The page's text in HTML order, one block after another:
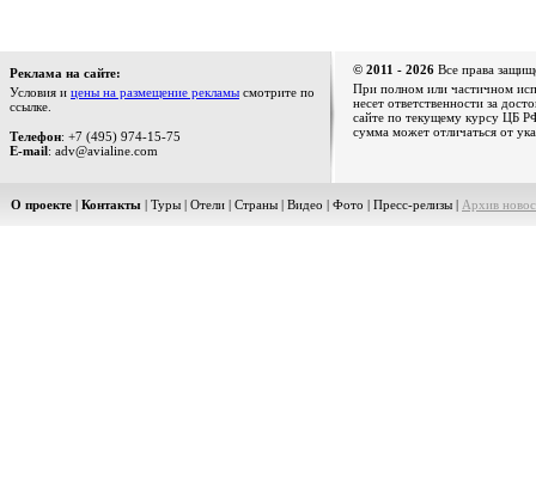
Реклама на сайте:
Условия и цены на размещение рекламы смотрите по
ссылке.
Телефон: +7 (495) 974-15-75
E-mail: adv@avialine.com
© 2011 - 2026 Все права
При полном или частичном
несет ответственности за
сайте по текущему курсу ЦБ
сумма может отличаться от
О проекте | Контакты | Туры | Отели | Страны | Видео | Фото | Пресс-релизы | Архив